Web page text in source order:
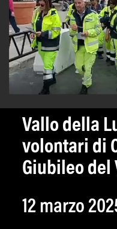
Vallo della
volontari di
Giubileo del
12 marzo